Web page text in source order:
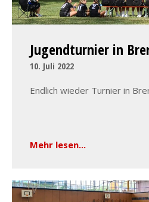
Jugendturnier in
10. Juli 2022
Endlich wieder Turnier in
Mehr lesen...